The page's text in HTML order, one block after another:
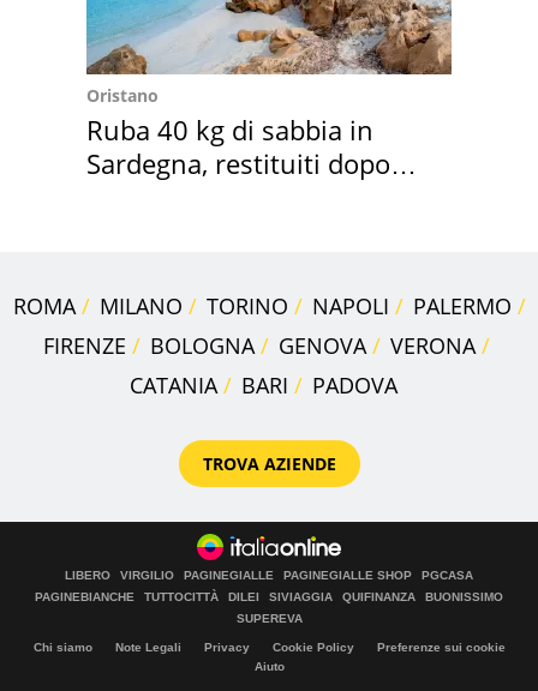
Oristano
Ruba 40 kg di sabbia in
Sardegna, restituiti dopo
ROMA MILANO TORINO NAPOLI
PALERMO
FIRENZE
BOLOGNA GENOVA
VERONA
CATANIA
BARI PADOVA
TROVA AZIENDE
LIBERO VIRGILIO PAGINEGIALLE PAGINEGIALLE SHOP
PGCASA
PAGINEBIANCHE
TUTTOCITTÀ DILEI SIVIAGGIA QUIFINANZA
BUONISSIMO
SUPEREVA
Chi siamo Note Legali Privacy Cookie Policy
Preferenze sui cookie
Aiuto